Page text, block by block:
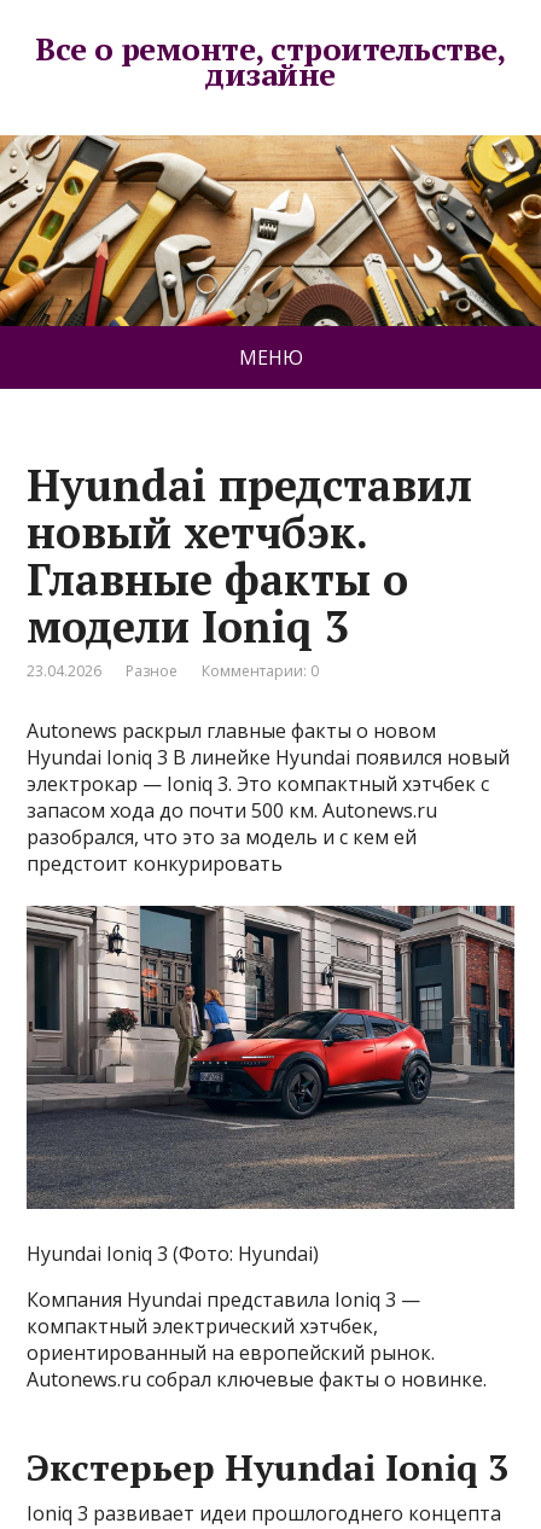
Все о ремонте, строительстве,
дизайне
МЕНЮ
Hyundai представил
новый хетчбэк.
Главные факты о
модели Ioniq 3
23.04.2026 Разное Комментарии: 0
Autonews раскрыл главные факты о новом
Hyundai Ioniq 3 В линейке Hyundai появился новый
электрокар — Ioniq 3. Это компактный хэтчбек с
запасом хода до почти 500 км. Autonews.ru
разобрался, что это за модель и с кем ей
предстоит конкурировать
Hyundai Ioniq 3 (Фото: Hyundai)
Компания Hyundai представила Ioniq 3 —
компактный электрический хэтчбек,
ориентированный на европейский рынок.
Autonews.ru собрал ключевые факты о новинке.
Экстерьер Hyundai Ioniq 3
Ioniq 3 развивает идеи прошлогоднего концепта